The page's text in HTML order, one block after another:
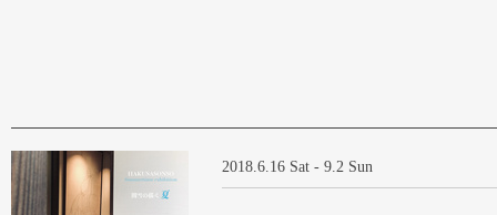
2018.6.16 Sat - 9.2 Sun